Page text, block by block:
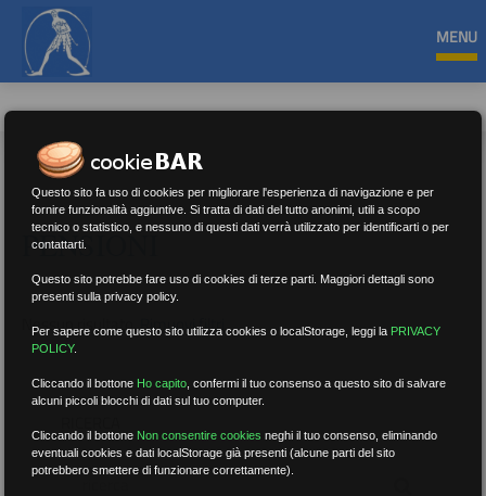
MENU
PENSIONI
Nessun risultato.Rimuovi filtri
Questo sito fa uso di cookies per migliorare l'esperienza di navigazione e per
fornire funzionalità aggiuntive. Si tratta di dati del tutto anonimi, utili a scopo
tecnico o statistico, e nessuno di questi dati verrà utilizzato per identificarti o per
contattarti.
Questo sito potrebbe fare uso di cookies di terze parti. Maggiori dettagli sono
presenti sulla privacy policy.
Per sapere come questo sito utilizza cookies o localStorage, leggi la PRIVACY
POLICY.
Cliccando il bottone Ho capito ,confermi il tuo consenso a questo sito di salvare
alcuni piccoli blocchi di dati sul tuo computer.
Cliccando il bottone Non consentire cookies neghi il tuo consenso, eliminando
eventuali cookies e dati localStorage già presenti (alcune parti del sito
potrebbero smettere di funzionare correttamente).